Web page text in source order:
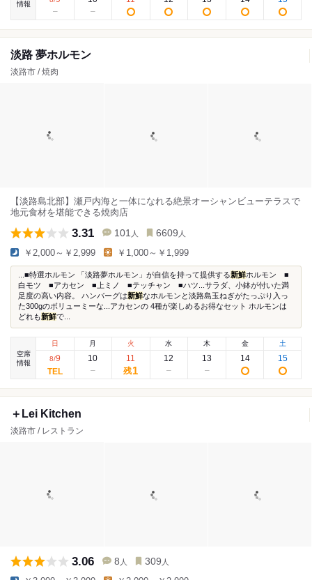
情報
淡路 夢ホルモン
淡路市 / 焼肉
【淡路島北部】瀬戸内海と一体になれる絶景オーシャンビューテラスで
地元食材を堪能できる焼肉店
3.31 101 人 6609 人
￥2,000～￥2,999 ￥1,000～￥1,999
...■特選ホルモン 「淡路夢ホルモン」が自信を持って提供する新鮮ホルモン ■
白モツ ■アカセン ■上ミノ ■テッチャン ■ハツ...サラダ、小鉢が付いた満
足度の高い内容。 ハンバーグは新鮮なホルモンと淡路島玉ねぎがたっぷり入っ
た300gのボリューミーな...アカセンの 4種が楽しめるお得なセット ホルモンは
どれも新鮮で...
空席
情報
日
8/9
月
10
火
11
残1
水
12
木
13
金
14
土
15
＋Lei Kitchen
淡路市 / レストラン
3.06 8 人 309 人